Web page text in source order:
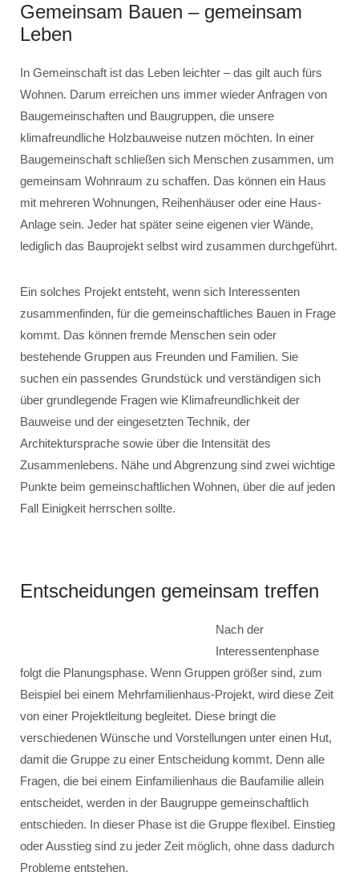
Gemeinsam Bauen – gemeinsam
Leben
In Gemeinschaft ist das Leben leichter – das gilt auch fürs
Wohnen. Darum erreichen uns immer wieder Anfragen von
Baugemeinschaften und Baugruppen, die unsere
klimafreundliche Holzbauweise nutzen möchten. In einer
Baugemeinschaft schließen sich Menschen zusammen, um
gemeinsam Wohnraum zu schaffen. Das können ein Haus
mit mehreren Wohnungen, Reihenhäuser oder eine Haus-
Anlage sein. Jeder hat später seine eigenen vier Wände,
lediglich das Bauprojekt selbst wird zusammen durchgeführt.
Ein solches Projekt entsteht, wenn sich Interessenten
zusammenfinden, für die gemeinschaftliches Bauen in Frage
kommt. Das können fremde Menschen sein oder
bestehende Gruppen aus Freunden und Familien. Sie
suchen ein passendes Grundstück und verständigen sich
über grundlegende Fragen wie Klimafreundlichkeit der
Bauweise und der eingesetzten Technik, der
Architektursprache sowie über die Intensität des
Zusammenlebens. Nähe und Abgrenzung sind zwei wichtige
Punkte beim gemeinschaftlichen Wohnen, über die auf jeden
Fall Einigkeit herrschen sollte.
Entscheidungen gemeinsam treffen
Nach der
Interessentenphase
folgt die Planungsphase. Wenn Gruppen größer sind, zum
Beispiel bei einem Mehrfamilienhaus-Projekt, wird diese Zeit
von einer Projektleitung begleitet. Diese bringt die
verschiedenen Wünsche und Vorstellungen unter einen Hut,
damit die Gruppe zu einer Entscheidung kommt. Denn alle
Fragen, die bei einem Einfamilienhaus die Baufamilie allein
entscheidet, werden in der Baugruppe gemeinschaftlich
entschieden. In dieser Phase ist die Gruppe flexibel. Einstieg
oder Ausstieg sind zu jeder Zeit möglich, ohne dass dadurch
Probleme entstehen.